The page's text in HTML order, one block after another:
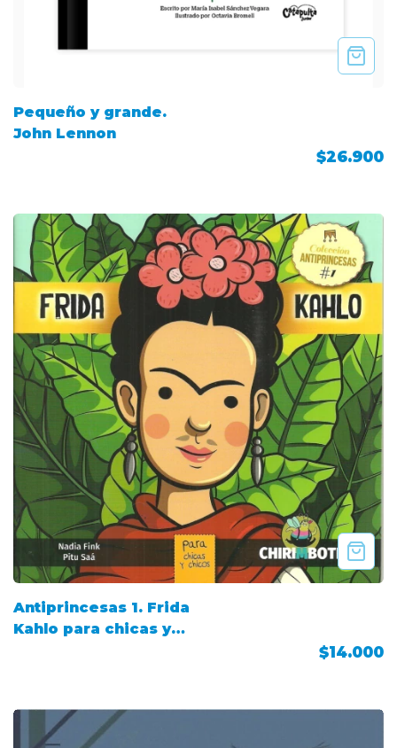
Pequeño y grande.
John Lennon
$26.900
Antiprincesas 1. Frida
Kahlo para chicas y
$14.000